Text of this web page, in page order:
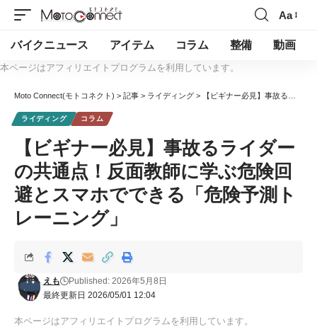
Aa
バイクニュース アイテム コラム 整備 動画
本ページはアフィリエイトプログラムを利用しています。
Moto Connect(モトコネクト) > 記事 > ライディング > 【ビギナー必見】事故るライダーの共通点！反面教師に学ぶ危険回避とスマホでできる「危険予測トレーニング」
ライディング コラム
【ビギナー必見】事故るライダー
の共通点！反面教師に学ぶ危険回
避とスマホでできる「危険予測ト
レーニング」
最終更新日 2026/05/01 12:04
えも Published: 2026年5月8日
本ページはアフィリエイトプログラムを利用しています。